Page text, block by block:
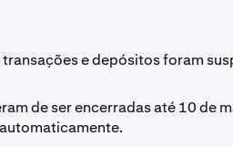
e depósitos foram
de ser encerradas até 10 de